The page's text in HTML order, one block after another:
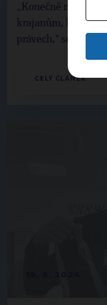
„Konečně
krajanům, kteří byli
právech,“ sdělil na
CELÝ ČLÁNEK